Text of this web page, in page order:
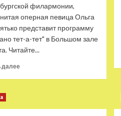
филармонии,
оперная певица Ольга
представит программу
тет-а-тет" в Большом зале
Читайте...
далееПрочитать